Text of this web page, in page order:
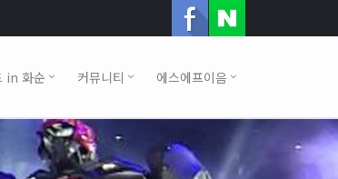
in 화순 커뮤니티 에스에프이음